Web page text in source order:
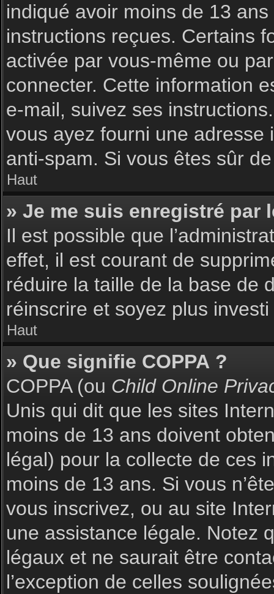
indiqué avoir moins de 13
instructions reçues. Certains
activée par vous-même ou
connecter. Cette information
e-mail, suivez ses
vous ayez fourni une adresse
anti-spam. Si vous êtes sûr
Haut
» Je me suis enregistré par
Il est possible que
effet, il est courant de
réduire la taille de la base de
réinscrire et soyez plus
Haut
» Que signifie COPPA ?
COPPA (ou Child Online
Unis qui dit que les sites
moins de 13 ans doivent
légal) pour la collecte de ces
moins de 13 ans. Si vous
vous inscrivez, ou au site
une assistance légale. Notez
légaux et ne saurait être
l’exception de celles